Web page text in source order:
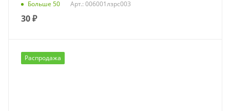
Больше 50 Арт.: 006001лзрс003
30₽
Распродажа